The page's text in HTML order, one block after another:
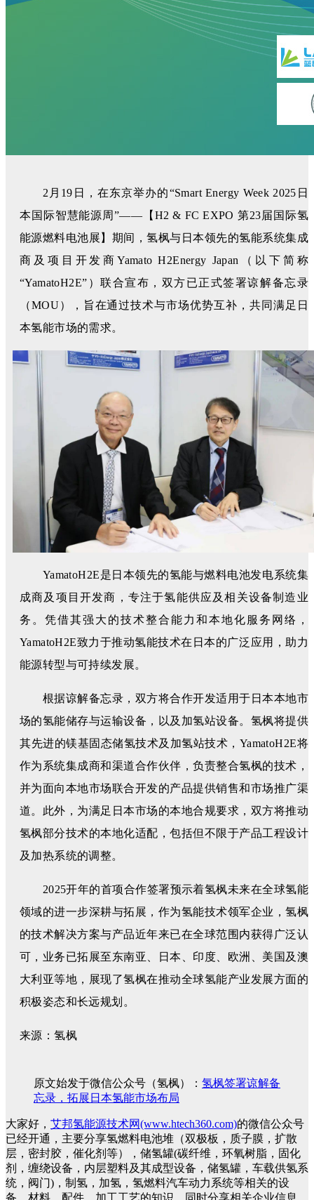
2月19日，在东京举办的“Smart Energy Week 2025日
本国际智慧能源周”——【H2 & FC EXPO 第23届国际氢
能源燃料电池展】期间，氢枫与日本领先的氢能系统集成
商及项目开发商Yamato H2Energy Japan（以下简称
“YamatoH2E”）联合宣布，双方已正式签署谅解备忘录
（MOU），旨在通过技术与市场优势互补，共同满足日
本氢能市场的需求。
YamatoH2E是日本领先的氢能与燃料电池发电系统集
成商及项目开发商，专注于氢能供应及相关设备制造业
务。凭借其强大的技术整合能力和本地化服务网络，
YamatoH2E致力于推动氢能技术在日本的广泛应用，助力
能源转型与可持续发展。
根据谅解备忘录，双方将合作开发适用于日本本地市
场的氢能储存与运输设备，以及加氢站设备。氢枫将提供
其先进的镁基固态储氢技术及加氢站技术，YamatoH2E将
作为系统集成商和渠道合作伙伴，负责整合氢枫的技术，
并为面向本地市场联合开发的产品提供销售和市场推广渠
道。此外，为满足日本市场的本地合规要求，双方将推动
氢枫部分技术的本地化适配，包括但不限于产品工程设计
及加热系统的调整。
2025开年的首项合作签署预示着氢枫未来在全球氢能
领域的进一步深耕与拓展，作为氢能技术领军企业，氢枫
的技术解决方案与产品近年来已在全球范围内获得广泛认
可，业务已拓展至东南亚、日本、印度、欧洲、美国及澳
大利亚等地，展现了氢枫在推动全球氢能产业发展方面的
积极姿态和长远规划。
来源：氢枫
原文始发于微信公众号（氢枫）： 氢枫签署谅解备
忘录，拓展日本氢能市场布局
大家好， 艾邦氢能源技术网(www.htech360.com)的微信公众号
已经开通，主要分享氢燃料电池堆（双极板，质子膜，扩散
层，密封胶，催化剂等），储氢罐(碳纤维，环氧树脂，固化
剂，缠绕设备，内层塑料及其成型设备，储氢罐，车载供氢系
统，阀门)，制氢，加氢，氢燃料汽车动力系统等相关的设